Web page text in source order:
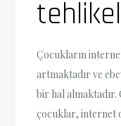
Çocukların
artmaktadır ve
bir hal almaktadır.
çocuklar, internet